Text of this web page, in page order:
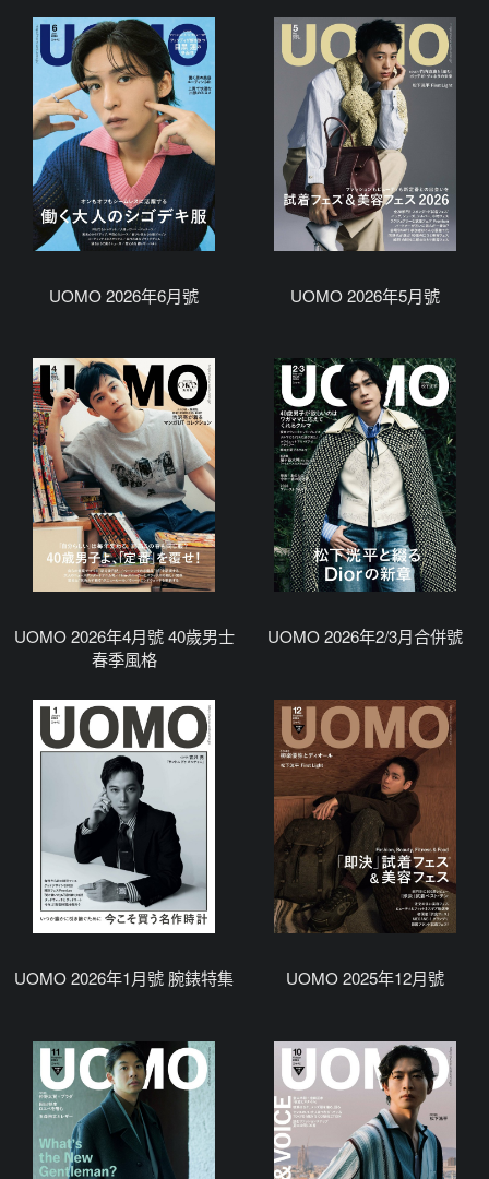
UOMO 2026年6月號 UOMO 2026年5月號
UOMO 2026年4月號 40歲男士
春季風格
UOMO 2026年2/3月合併號
UOMO 2026年1月號 腕錶特集 UOMO 2025年12月號